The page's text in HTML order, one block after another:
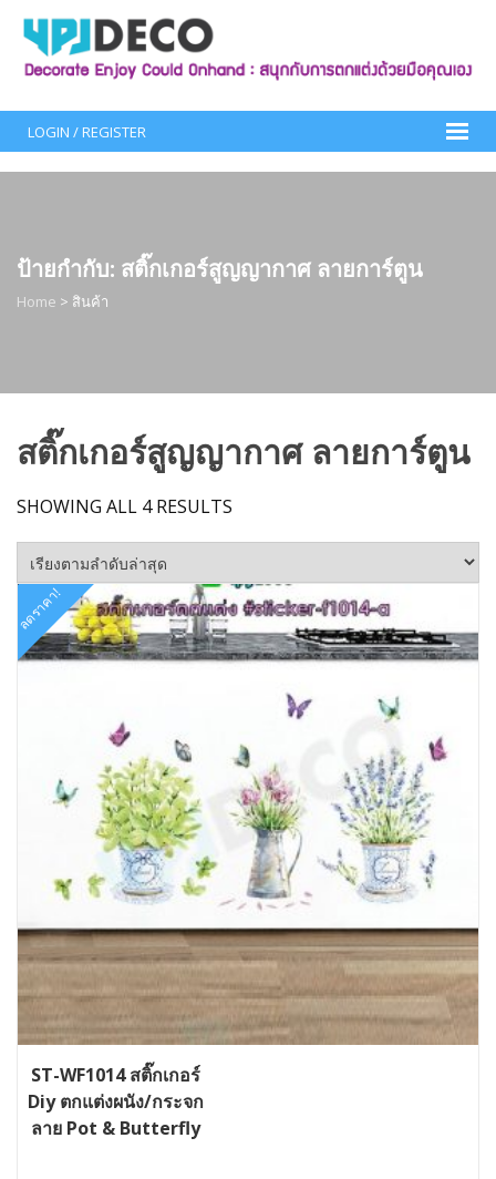
content
LOGIN / REGISTER
ป้ายกำกับ: สติ๊กเกอร์สูญญากาศ ลายการ์ตูน
Home > สินค้า
สติ๊กเกอร์สูญญากาศ ลายการ์ตูน
SHOWING ALL 4 RESULTS
ลดราคา!
ST-WF1014 สติ๊กเกอร์
Diy ตกแต่งผนัง/กระจก
ลาย Pot & Butterfly